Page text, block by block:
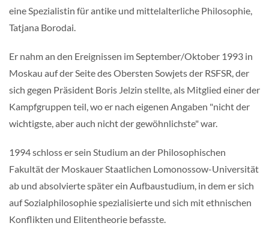
eine Spezialistin für antike und mittelalterliche Philosophie,
Tatjana Borodai.
Er nahm an den Ereignissen im September/Oktober 1993 in
Moskau auf der Seite des Obersten Sowjets der RSFSR, der
sich gegen Präsident Boris Jelzin stellte, als Mitglied einer der
Kampfgruppen teil, wo er nach eigenen Angaben "nicht der
wichtigste, aber auch nicht der gewöhnlichste" war.
1994 schloss er sein Studium an der Philosophischen
Fakultät der Moskauer Staatlichen Lomonossow-Universität
ab und absolvierte später ein Aufbaustudium, in dem er sich
auf Sozialphilosophie spezialisierte und sich mit ethnischen
Konflikten und Elitentheorie befasste.